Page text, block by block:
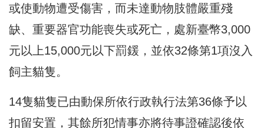
或使動物遭受傷害，而未達動物肢體嚴重殘
缺、重要器官功能喪失或死亡，處新臺幣3,000
元以上15,000元以下罰鍰，並依32條第1項沒入
飼主貓隻。
14隻貓隻已由動保所依行政執行法第36條予以
扣留安置，其餘所犯情事亦將待事證確認後依